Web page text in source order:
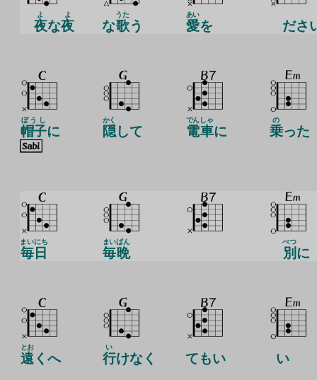
夜
よ
な夜
よ
な歌
うた
う 愛
あい
を ださ
帽子
ぼうし
に 隠
かく
して 電
でん
車
しゃ
に 乗
の
った
毎日
まいにち
毎
まい
晩
ばん
別
べつ
に
遠
とお
くへ 行
い
けなく てもい い